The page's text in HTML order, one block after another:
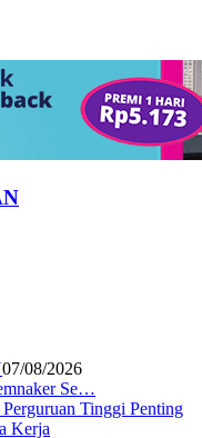
07/08/2026
Se…